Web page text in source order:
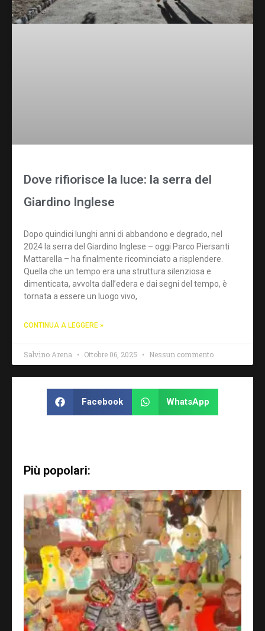
Dove rifiorisce la luce: la serra del
Giardino Inglese
Dopo quindici lunghi anni di abbandono e degrado, nel
2024 la serra del Giardino Inglese – oggi Parco Piersanti
Mattarella – ha finalmente ricominciato a risplendere.
Quella che un tempo era una struttura silenziosa e
dimenticata, avvolta dall’edera e dai segni del tempo, è
tornata a essere un luogo vivo,
CONTINUA A LEGGERE »
Salvino Arena Ottobre 06, 2025 Nessun commento
Facebook WhatsApp
Più popolari: